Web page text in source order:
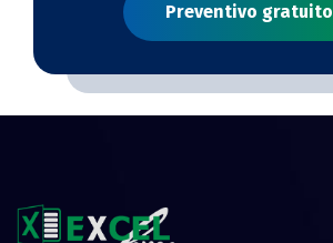
Preventivo gratuito